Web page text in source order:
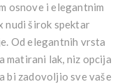
osnove i elegantnim
nudi širok spektar
Od elegantnih vrsta
matirani lak, niz opcija
bi zadovoljio sve vaše